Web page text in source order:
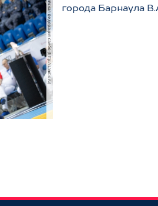
города Барнаула